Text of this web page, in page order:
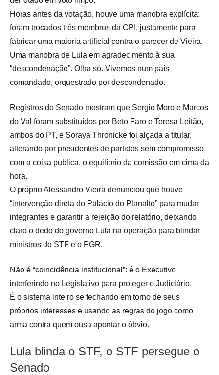
Horas antes da votação, houve uma manobra explícita:
foram trocados três membros da CPI, justamente para
fabricar uma maioria artificial contra o parecer de Vieira.
Uma manobra de Lula em agradecimento à sua
“descondenação”. Olha só. Vivemos num país
comandado, orquestrado por descondenado.
Registros do Senado mostram que Sergio Moro e Marcos
do Val foram substituídos por Beto Faro e Teresa Leitão,
ambos do PT, e Soraya Thronicke foi alçada a titular,
alterando por presidentes de partidos sem compromisso
com a coisa publica, o equilíbrio da comissão em cima da
hora.
O próprio Alessandro Vieira denunciou que houve
“intervenção direta do Palácio do Planalto” para mudar
integrantes e garantir a rejeição do relatório, deixando
claro o dedo do governo Lula na operação para blindar
ministros do STF e o PGR.
Não é “coincidência institucional”: é o Executivo
interferindo no Legislativo para proteger o Judiciário.
É o sistema inteiro se fechando em torno de seus
próprios interesses e usando as regras do jogo como
arma contra quem ousa apontar o óbvio.
Lula blinda o STF, o STF persegue o
Senado